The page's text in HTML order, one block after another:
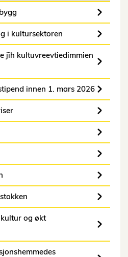
i kultursektoren
jïh kultuvreevtiedimmien
innen 1. mars 2026
og økt